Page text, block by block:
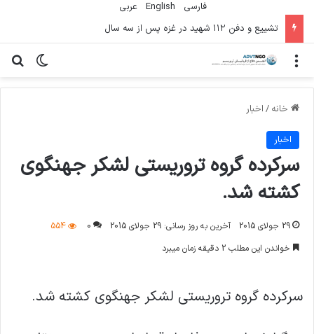
فارسی English
عربي
تشییع و دفن ۱۱۲ شهید در غزه پس از سه سال
تغییر منو
خانه / اخبار
اخبار
سرکرده گروه تروریستی لشکر جهنگوی
کشته شد.
29 جولای 2015 آخرین به روز رسانی: 29 جولای 2015 0
554
خواندن این مطلب 2 دقیقه زمان میبرد
سرکرده گروه تروریستی لشکر جهنگوی کشته شد.